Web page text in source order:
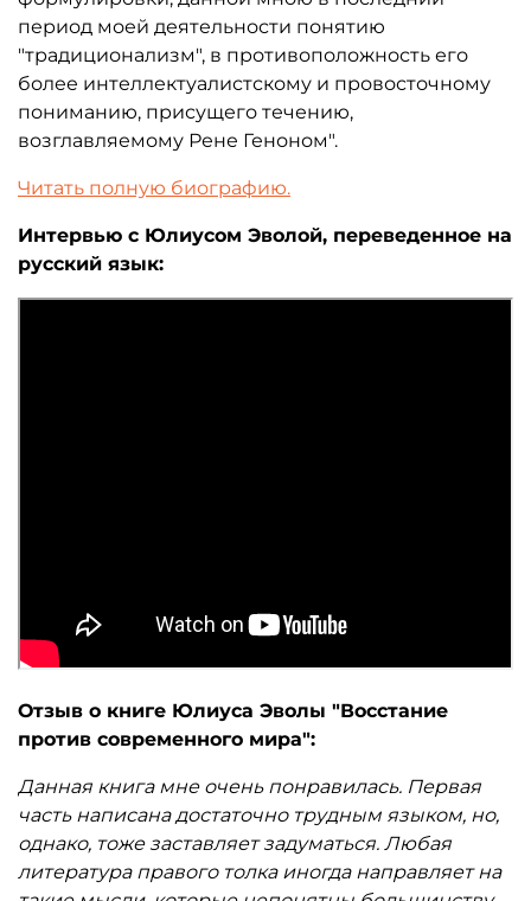
период моей деятельности понятию
"традиционализм", в противоположность его
более интеллектуалистскому и провосточному
пониманию, присущего течению,
возглавляемому Рене Геноном".
Читать полную биографию.
Интервью с Юлиусом Эволой, переведенное на
русский язык:
Отзыв о книге Юлиуса Эволы "Восстание
против современного мира":
Данная книга мне очень понравилась. Первая
часть написана достаточно трудным языком, но,
однако, тоже заставляет задуматься. Любая
литература правого толка иногда направляет на